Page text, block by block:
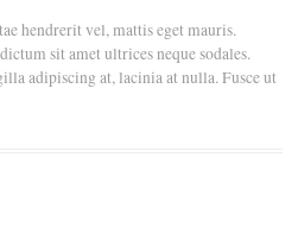
hendrerit vel, mattis eget mauris.
sit amet ultrices neque sodales.
adipiscing at, lacinia at nulla. Fusce ut